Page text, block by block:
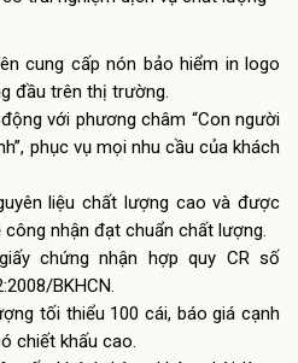
cung cấp nón bảo hiểm in logo
đầu trên thị trường.
với phương châm “Con người
phục vụ mọi nhu cầu của khách
liệu chất lượng cao và được
nhận đạt chuẩn chất lượng.
chứng nhận hợp quy CR số
BKHCN.
tối thiểu 100 cái, báo giá cạnh
chiết khấu cao.